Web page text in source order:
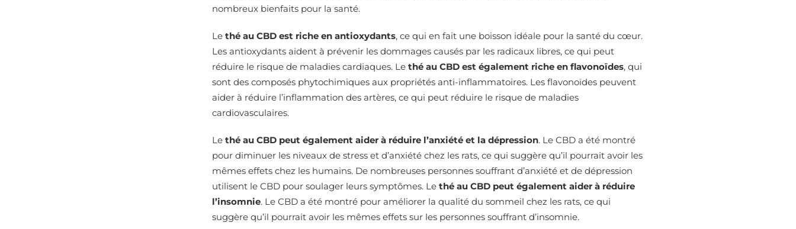
nombreux bienfaits pour la santé.
Le thé au CBD est riche en antioxydants, ce qui en fait une boisson idéale pour la santé du cœur.
Les antioxydants aident à prévenir les dommages causés par les radicaux libres, ce qui peut
réduire le risque de maladies cardiaques. Le thé au CBD est également riche en flavonoïdes, qui
sont des composés phytochimiques aux propriétés anti-inflammatoires. Les flavonoïdes peuvent
aider à réduire l’inflammation des artères, ce qui peut réduire le risque de maladies
cardiovasculaires.
Le thé au CBD peut également aider à réduire l’anxiété et la dépression. Le CBD a été montré
pour diminuer les niveaux de stress et d’anxiété chez les rats, ce qui suggère qu’il pourrait avoir les
mêmes effets chez les humains. De nombreuses personnes souffrant d’anxiété et de dépression
utilisent le CBD pour soulager leurs symptômes. Le thé au CBD peut également aider à réduire
l’insomnie. Le CBD a été montré pour améliorer la qualité du sommeil chez les rats, ce qui
suggère qu’il pourrait avoir les mêmes effets sur les personnes souffrant d’insomnie.